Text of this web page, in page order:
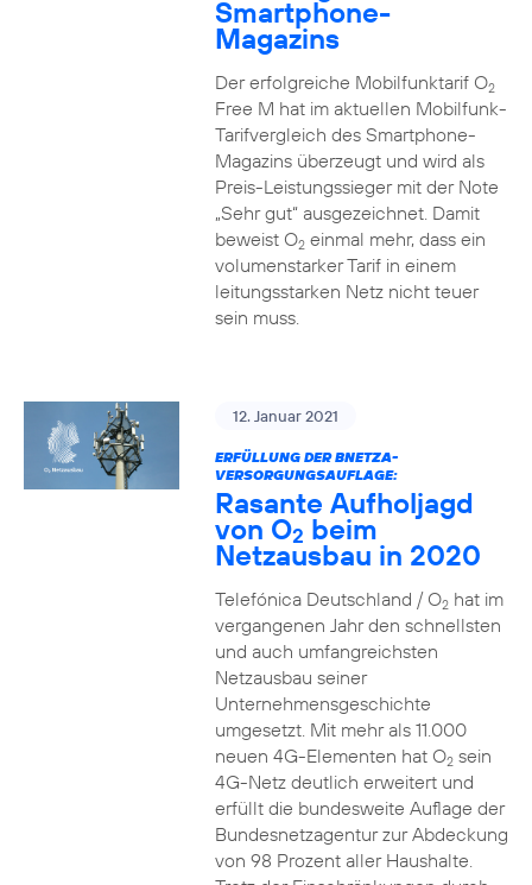
Smartphone-
Magazins
Der erfolgreiche Mobilfunktarif O2
Free M hat im aktuellen Mobilfunk-
Tarifvergleich des Smartphone-
Magazins überzeugt und wird als
Preis-Leistungssieger mit der Note
„Sehr gut“ ausgezeichnet. Damit
beweist O2einmal mehr, dass ein
volumenstarker Tarif in einem
leitungsstarken Netz nicht teuer
sein muss.
12. Januar 2021
ERFÜLLUNG DER BNETZA-
VERSORGUNGSAUFLAGE:
Rasante Aufholjagd
von O2 beim
Netzausbau in 2020
Telefónica Deutschland / O2hat im
vergangenen Jahr den schnellsten
und auch umfangreichsten
Netzausbau seiner
Unternehmensgeschichte
umgesetzt. Mit mehr als 11.000
neuen 4G-Elementen hat O2sein
4G-Netz deutlich erweitert und
erfüllt die bundesweite Auflage der
Bundesnetzagentur zur Abdeckung
von 98 Prozent aller Haushalte.